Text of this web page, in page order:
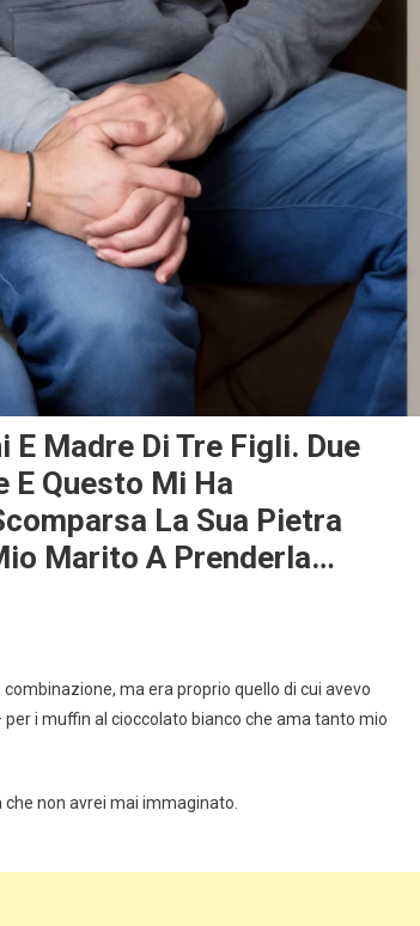
E Madre Di Tre Figli. Due
E Questo Mi Ha
La Sua Pietra
Marito A Prenderla…
ma era proprio quello di cui avevo
i muffin al cioccolato bianco che ama tanto mio
non avrei mai immaginato.